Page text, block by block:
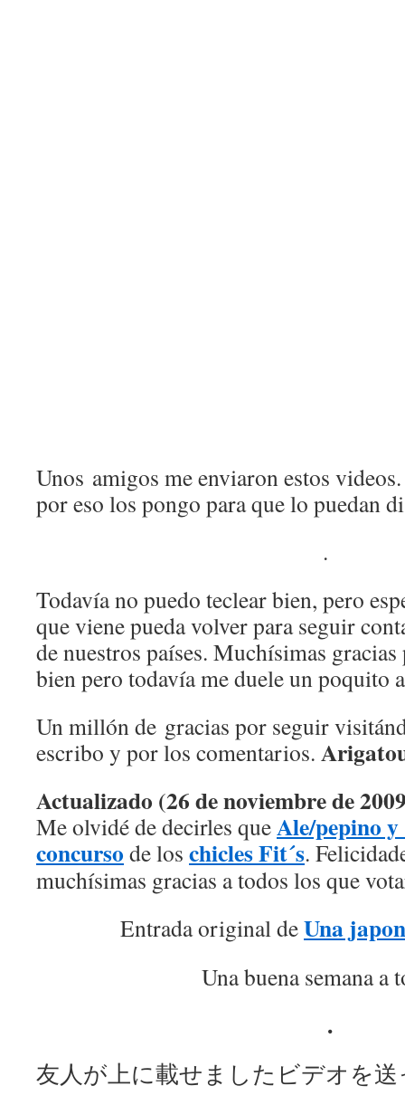
Unos amigos me enviaron estos
por eso los pongo para que lo puedan
.
Todavía no puedo teclear bien, pero
que viene pueda volver para seguir
de nuestros países. Muchísimas
bien pero todavía me duele un poquito
Un millón de gracias por seguir
escribo y por los comentarios.
Actualizado (26 de noviembre de
Me olvidé de decirles queAle/pepino
concurso de los chicles Fit´s.
muchísimas gracias a todos los que
Entrada original deUna
Una buena semana a
.
友人が上に載せましたビデオを